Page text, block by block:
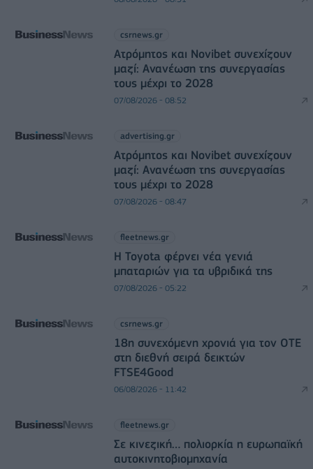
csrnews.gr
Ατρόμητος και Novibet συνεχίζουν
μαζί: Ανανέωση της συνεργασίας
τους μέχρι το 2028
07/08/2026 - 08:52
advertising.gr
Ατρόμητος και Novibet συνεχίζουν
μαζί: Ανανέωση της συνεργασίας
τους μέχρι το 2028
07/08/2026 - 08:47
fleetnews.gr
Η Toyota φέρνει νέα γενιά
μπαταριών για τα υβριδικά της
07/08/2026 - 05:22
csrnews.gr
18η συνεχόμενη χρονιά για τον ΟΤΕ
στη διεθνή σειρά δεικτών
FTSE4Good
06/08/2026 - 11:42
fleetnews.gr
Σε κινεζική… πολιορκία η ευρωπαϊκή
αυτοκινητοβιομηχανία